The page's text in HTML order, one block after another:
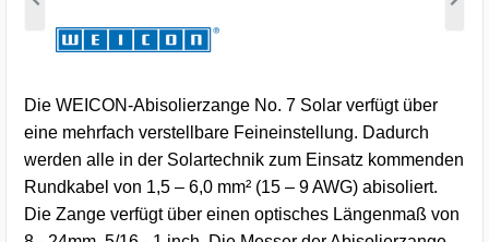
Die WEICON-Abisolierzange No. 7 Solar verfügt über
eine mehrfach verstellbare Feineinstellung. Dadurch
werden alle in der Solartechnik zum Einsatz kommenden
Rundkabel von 1,5 – 6,0 mm² (15 – 9 AWG) abisoliert.
Die Zange verfügt über einen optisches Längenmaß von